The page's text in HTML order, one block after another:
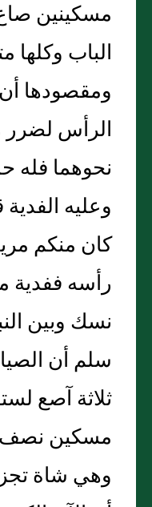
مسكينين
الباب وكلها
ومقصودها
الرأس
نحوهما فله
وعليه
كان منكم
رأسه ففدية
نسك وبين
سلم أن
ثلاثة آصع
مسكين
وهي شاة